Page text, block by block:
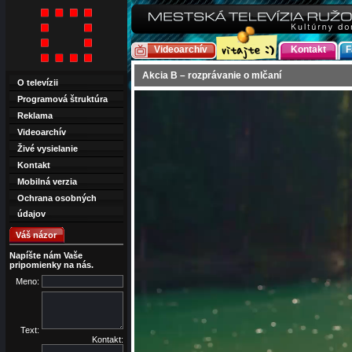
Videoarchív Kontakt
Akcia B – rozprávanie o mlčaní
O televízii
Programová štruktúra
Reklama
Videoarchív
Živé vysielanie
Kontakt
Mobilná verzia
Ochrana osobných
údajov
Váš názor
Napíšte nám Vaše
pripomienky na nás.
Meno:
Text:
Kontakt: